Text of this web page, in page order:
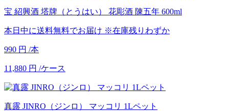
宝 紹興酒 塔牌（とうはい） 花彫酒 陳五年 600ml
本日中に送料無料でお届け ※在庫残りわずか
990 円 /本
11,880 円 /ケース
真露 JINRO（ジンロ） マッコリ 1Lペット